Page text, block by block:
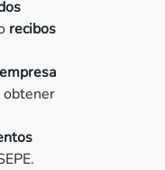
recibos
obtener